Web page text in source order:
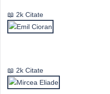
2k Citate
2k Citate